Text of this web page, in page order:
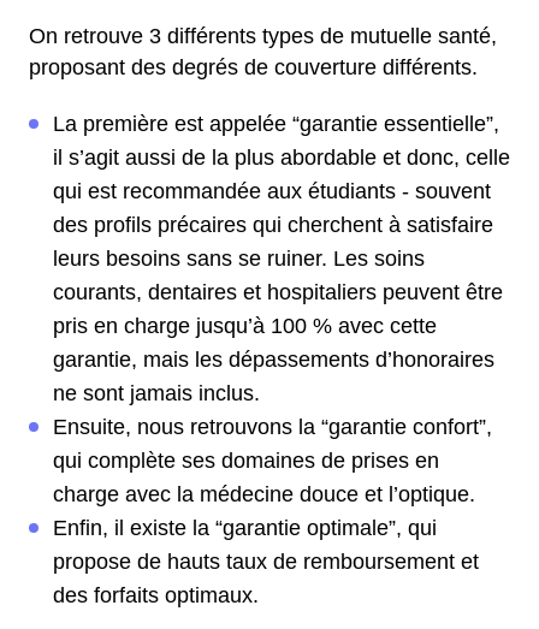
On retrouve 3 différents types de mutuelle santé,
proposant des degrés de couverture différents.
La première est appelée “garantie essentielle”,
il s’agit aussi de la plus abordable et donc, celle
qui est recommandée aux étudiants - souvent
des profils précaires qui cherchent à satisfaire
leurs besoins sans se ruiner. Les soins
courants, dentaires et hospitaliers peuvent être
pris en charge jusqu’à 100 % avec cette
garantie, mais les dépassements d’honoraires
ne sont jamais inclus.
Ensuite, nous retrouvons la “garantie confort”,
qui complète ses domaines de prises en
charge avec la médecine douce et l’optique.
Enfin, il existe la “garantie optimale”, qui
propose de hauts taux de remboursement et
des forfaits optimaux.